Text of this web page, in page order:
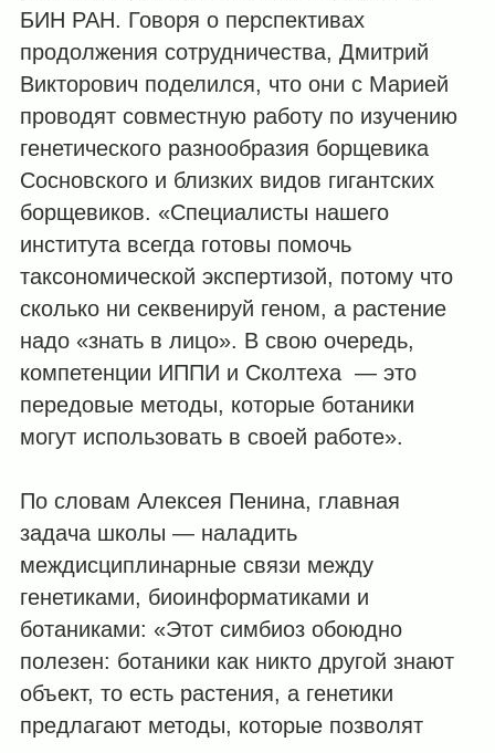
БИН РАН. Говоря о перспективах
продолжения сотрудничества, Дмитрий
Викторович поделился, что они с Марией
проводят совместную работу по изучению
генетического разнообразия борщевика
Сосновского и близких видов гигантских
борщевиков. «Специалисты нашего
института всегда готовы помочь
таксономической экспертизой, потому что
сколько ни секвенируй геном, а растение
надо «знать в лицо». В свою очередь,
компетенции ИППИ и Сколтеха — это
передовые методы, которые ботаники
могут использовать в своей работе».
По словам Алексея Пенина, главная
задача школы — наладить
междисциплинарные связи между
генетиками, биоинформатиками и
ботаниками: «Этот симбиоз обоюдно
полезен: ботаники как никто другой знают
объект, то есть растения, а генетики
предлагают методы, которые позволят